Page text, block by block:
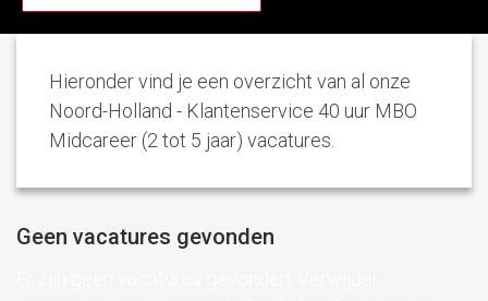
Hieronder vind je een overzicht van al onze
Noord-Holland - Klantenservice 40 uur MBO
Midcareer (2 tot 5 jaar) vacatures.
Geen vacatures gevonden